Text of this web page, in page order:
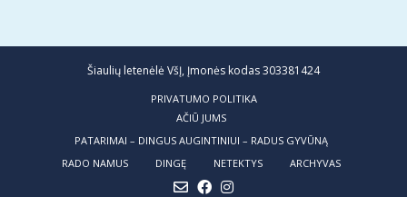
Šiaulių letenėlė VšĮ, Įmonės kodas 303381424
PRIVATUMO POLITIKA
AČIŪ JUMS
PATARIMAI – DINGUS AUGINTINIUI – RADUS GYVŪNĄ
RADO NAMUS
DINGĘ NETEKTYS ARCHYVAS